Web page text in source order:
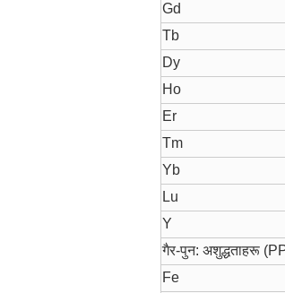
Gd
Tb
Dy
Ho
Er
Tm
Yb
Lu
Y
गैर-पुन: अशुद्धताहरू
Fe